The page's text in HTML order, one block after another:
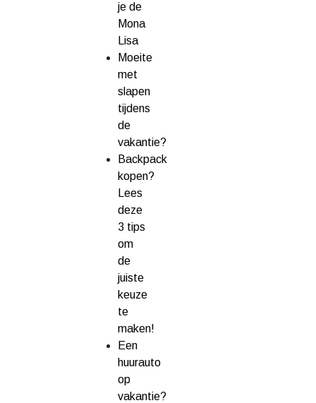
je de
Mona
Lisa
Moeite
met
slapen
tijdens
de
vakantie?
Backpack
kopen?
Lees
deze
3 tips
om
de
juiste
keuze
te
maken!
Een
huurauto
op
vakantie?